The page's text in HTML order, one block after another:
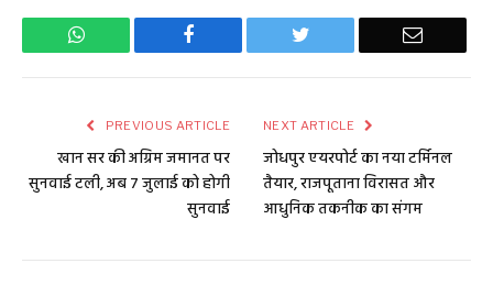
WhatsApp Facebook Twitter Email
PREVIOUS ARTICLE
खान सर की अग्रिम जमानत पर
सुनवाई टली, अब 7 जुलाई को होगी
सुनवाई
NEXT ARTICLE
जोधपुर एयरपोर्ट का नया टर्मिनल
तैयार, राजपूताना विरासत और
आधुनिक तकनीक का संगम